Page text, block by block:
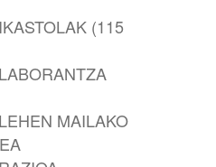
(115
MAILAKO